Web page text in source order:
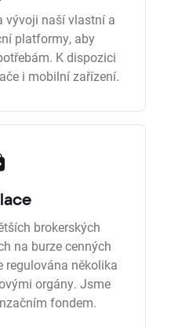
vývoji naší vlastní a
platformy, aby
K dispozici
i mobilní zařízení.
brokerských
na burze cenných
regulována několika
orgány. Jsme
fondem.